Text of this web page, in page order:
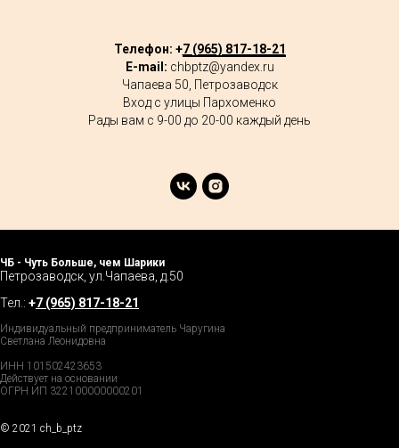
Телефон: +7 (965) 817-18-21
E-mail: chbptz@yandex.ru
Чапаева 50, Петрозаводск
Вход с улицы Пархоменко
Рады вам с 9-00 до 20-00 каждый день
ЧБ - Чуть Больше, чем Шарики
Петрозаводск, ул.Чапаева, д.50
Тел.: +7 (965) 817-18-21
Индивидуальный предприниматель Чаругина
Светлана Леонидовна
ИНН 101502423653
Действует на основании
ОГРН ИП 322100000000201
© 2021 ch_b_ptz